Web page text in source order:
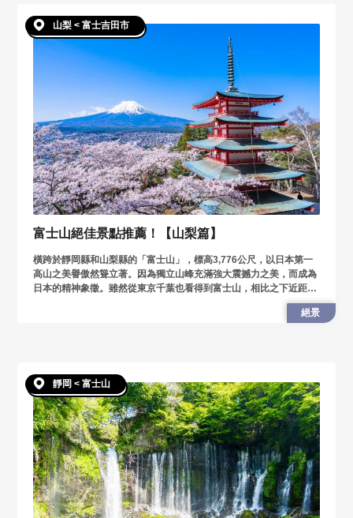
山梨 < 富士吉田市
富士山絕佳景點推薦！【山梨篇】
橫跨於靜岡縣和山梨縣的「富士山」，標高3,776公尺，以日本第一
高山之美譽傲然聳立著。因為獨立山峰充滿強大震撼力之美，而成為
日本的精神象徵。雖然從東京千葉也看得到富士山，相比之下近距離
的富士山才是王道！小編將從山梨縣的角度，介紹欣賞富士山的絕佳
絕景
靜岡 < 富士山